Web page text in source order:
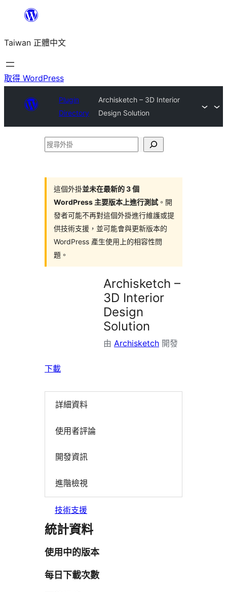
主
要
內
Taiwan 正體中文
取得 WordPress
Plugin
Directory
Archisketch – 3D Interior
Design Solution
搜
這個外掛並未在最新的 3 個
WordPress 主要版本上進行測試 。開
發者可能不再對這個外掛進行維護或提
供技術支援，並可能會與更新版本的
WordPress 產生使用上的相容性問
題。
Archisketch –
3D Interior
Design
Solution
由 Archisketch 開發
下載
詳細資料
使用者評論
開發資訊
進階檢視
技術支援
統計資料
使用中的版本
每日下載次數